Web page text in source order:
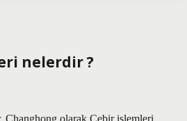
nelerdir ?
Changhong olarak Cebir işlemleri